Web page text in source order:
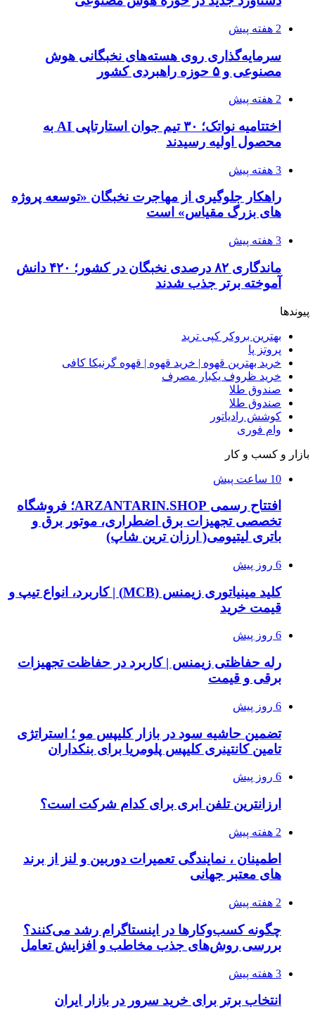
2 هفته پیش
سرمایه‌گذاری روی هسته‌های نخبگانی هوش
مصنوعی و ۵ حوزه راهبردی کشور
2 هفته پیش
اختتامیه نواتک؛ ۳۰ تیم جوان استارتاپی AI به
محصول اولیه رسیدند
3 هفته پیش
راهکار جلوگیری از مهاجرت نخبگان «توسعه پروژه
های بزرگ مقیاس» است
3 هفته پیش
ماندگاری ۸۲ درصدی نخبگان در کشور؛ ۴۲۰ دانش
آموخته برتر جذب شدند
پیوندها
بهترین بروکر کپی ترید
پروتز پا
خرید بهترین قهوه | خرید قهوه | قهوه گرنیکا کافی
خرید ظروف یکبار مصرف
صندوق طلا
صندوق طلا
کوشش رادیاتور
وام فوری
بازار و کسب و کار
10 ساعت پیش
افتتاح رسمی ARZANTARIN.SHOP؛ فروشگاه
تخصصی تجهیزات برق اضطراری، موتور برق و
باتری لیتیومی( ارزان ترین شاپ)
6 روز پیش
کلید مینیاتوری زیمنس (MCB) | کاربرد، انواع تیپ و
قیمت خرید
6 روز پیش
رله حفاظتی زیمنس | کاربرد در حفاظت تجهیزات
برقی و قیمت
6 روز پیش
تضمین حاشیه سود در بازار کلیپس مو ؛ استراتژی
تامین کانتینری کلیپس پلومریا برای بنکداران
6 روز پیش
ارزانترین تلفن ابری برای کدام شرکت است؟
2 هفته پیش
اطمینان ، نمایندگی تعمیرات دوربین و لنز از برند
های معتبر جهانی
2 هفته پیش
چگونه کسب‌وکارها در اینستاگرام رشد می‌کنند؟
بررسی روش‌های جذب مخاطب و افزایش تعامل
3 هفته پیش
انتخاب برتر برای خرید سرور در بازار ایران